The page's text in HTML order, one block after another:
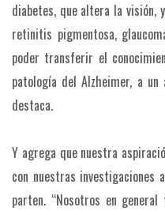
diabetes, que altera la visión,
retinitis pigmentosa,
poder transferir el
patología del Alzheimer, a
destaca.
Y agrega que nuestra
con nuestras investigaciones
parten. “Nosotros en